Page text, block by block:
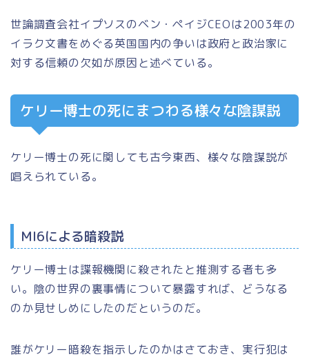
世論調査会社イプソスのベン・ペイジCEOは2003年の
イラク文書をめぐる英国国内の争いは政府と政治家に
対する信頼の欠如が原因と述べている。
ケリー博士の死にまつわる様々な陰謀説
ケリー博士の死に関しても古今東西、様々な陰謀説が
唱えられている。
MI6による暗殺説
ケリー博士は諜報機関に殺されたと推測する者も多
い。陰の世界の裏事情について暴露すれば、どうなる
のか見せしめにしたのだというのだ。
誰がケリー暗殺を指示したのかはさておき、実行犯は